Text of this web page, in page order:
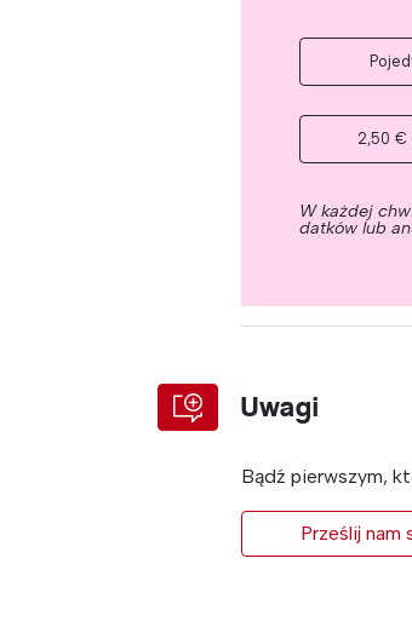
2,50 €
W każdej
datków lub
Uwagi
Bądź pierwszym,
Prześlij nam